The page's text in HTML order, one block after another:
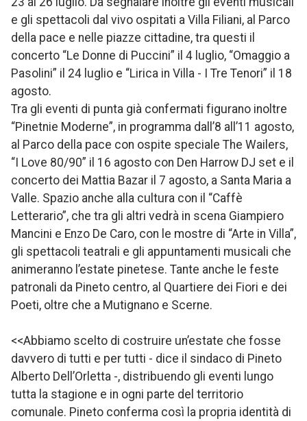
e gli spettacoli dal vivo ospitati a Villa Filiani, al Parco
della pace e nelle piazze cittadine, tra questi il
concerto “Le Donne di Puccini” il 4 luglio, “Omaggio a
Pasolini” il 24 luglio e “Lirica in Villa - I Tre Tenori” il 18
agosto.
Tra gli eventi di punta già confermati figurano inoltre
“Pinetnie Moderne”, in programma dall’8 all’11 agosto,
al Parco della pace con ospite speciale The Wailers,
“I Love 80/90” il 16 agosto con Den Harrow DJ set e il
concerto dei Mattia Bazar il 7 agosto, a Santa Maria a
Valle. Spazio anche alla cultura con il “Caffè
Letterario”, che tra gli altri vedrà in scena Giampiero
Mancini e Enzo De Caro, con le mostre di “Arte in Villa”,
gli spettacoli teatrali e gli appuntamenti musicali che
animeranno l’estate pinetese. Tante anche le feste
patronali da Pineto centro, al Quartiere dei Fiori e dei
Poeti, oltre che a Mutignano e Scerne.
<<Abbiamo scelto di costruire un’estate che fosse
davvero di tutti e per tutti - dice il sindaco di Pineto
Alberto Dell’Orletta -, distribuendo gli eventi lungo
tutta la stagione e in ogni parte del territorio
comunale. Pineto conferma così la propria identità di